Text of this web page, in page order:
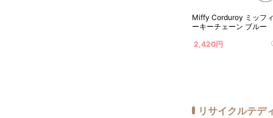
Miffy Corduroy ミッフ
ーキーチェーン ブルー
2,420円
リサイクルテデ